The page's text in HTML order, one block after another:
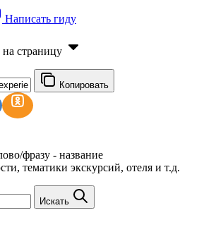
Написать гиду
страницу
Копировать
фразу - название
тематики экскурсий, отеля и т.д.
Искать